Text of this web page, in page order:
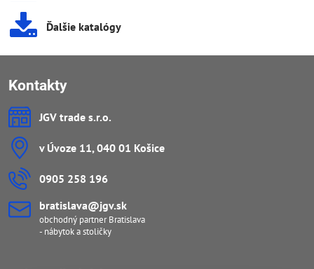
Ďalšie katalógy
Kontakty
JGV trade s​.r​.o​.
v Úvoze 11, 040 01 Košice
0905 258 196
bratislava​@jgv​.sk
obchodný partner Bratislava
- nábytok a stoličky